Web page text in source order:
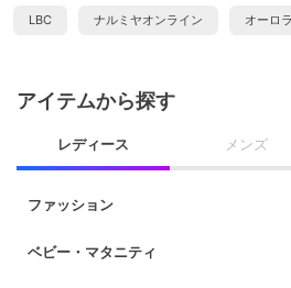
LBC ナルミヤオンライン オーロラ
アイテムから探す
レディース メンズ
ファッション
ベビー・マタニティ